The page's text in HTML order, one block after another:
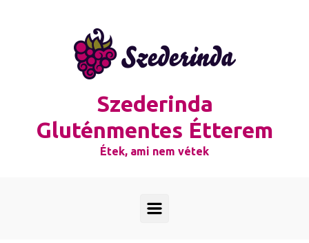
Szederinda
Gluténmentes Étterem
Étek, ami nem vétek